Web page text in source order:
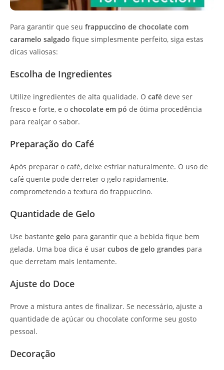
Para garantir que seu frappuccino de chocolate com
caramelo salgado fique simplesmente perfeito, siga estas
dicas valiosas:
Escolha de Ingredientes
Utilize ingredientes de alta qualidade. O café deve ser
fresco e forte, e o chocolate em pó de ótima procedência
para realçar o sabor.
Preparação do Café
Após preparar o café, deixe esfriar naturalmente. O uso de
café quente pode derreter o gelo rapidamente,
comprometendo a textura do frappuccino.
Quantidade de Gelo
Use bastante gelo para garantir que a bebida fique bem
gelada. Uma boa dica é usar cubos de gelo grandes para
que derretam mais lentamente.
Ajuste do Doce
Prove a mistura antes de finalizar. Se necessário, ajuste a
quantidade de açúcar ou chocolate conforme seu gosto
pessoal.
Decoração